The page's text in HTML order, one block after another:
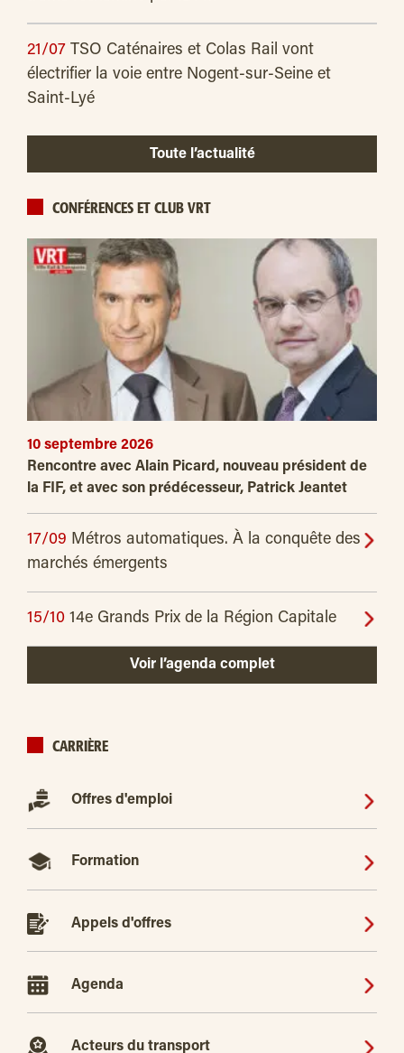
21/07 TSO Caténaires et Colas Rail vont
électrifier la voie entre Nogent-sur-Seine et
Saint-Lyé
Toute l’actualité
CONFÉRENCES ET CLUB VRT
10 septembre 2026
Rencontre avec Alain Picard, nouveau président de
la FIF, et avec son prédécesseur, Patrick Jeantet
17/09 Métros automatiques. À la conquête des
marchés émergents
15/10 14e Grands Prix de la Région Capitale
Voir l’agenda complet
CARRIÈRE
Offres d'emploi
Formation
Appels d'offres
Agenda
Acteurs du transport